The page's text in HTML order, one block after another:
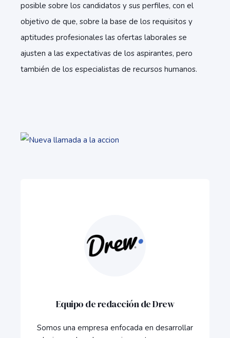
posible sobre los candidatos y sus perfiles, con el
objetivo de que, sobre la base de los requisitos y
aptitudes profesionales las ofertas laborales se
ajusten a las expectativas de los aspirantes, pero
también de los especialistas de recursos humanos.
Equipo de redacción de Drew
Somos una empresa enfocada en desarrollar